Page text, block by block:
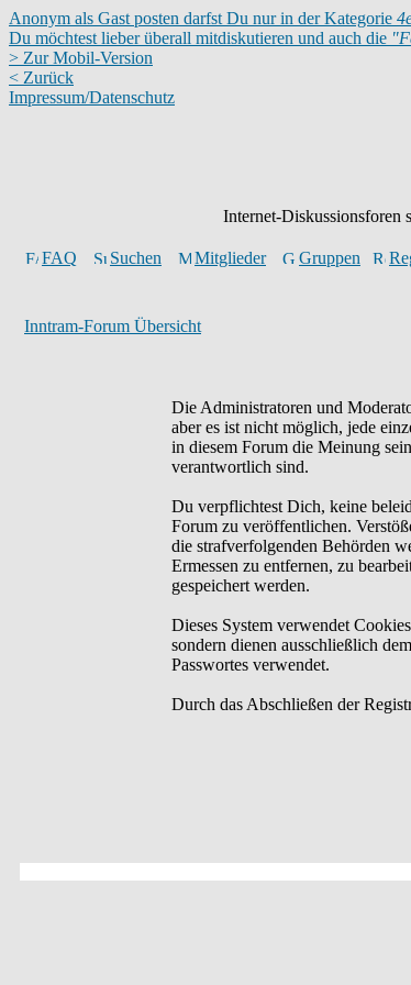
Anonym als Gast posten darfst Du nur in der Kategorie
Du möchtest lieber überall mitdiskutieren und auch die
> Zur Mobil-Version
< Zurück
Impressum/Datenschutz
Internet-Diskussionsforen
FAQ Suchen Mitglieder Gruppen
Inntram-Forum Übersicht
Die Administratoren und
aber es ist nicht möglich, jede
in diesem Forum die Meinung
verantwortlich sind.
Du verpflichtest Dich, keine
Forum zu veröffentlichen.
die strafverfolgenden Behörden
Ermessen zu entfernen, zu
gespeichert werden.
Dieses System verwendet
sondern dienen ausschließlich
Passwortes verwendet.
Durch das Abschließen der